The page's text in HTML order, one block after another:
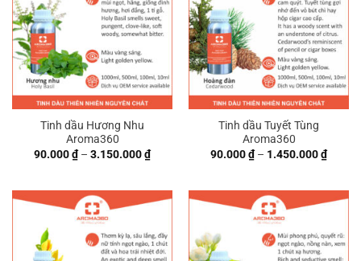
Tinh dầu Hương Nhu
Aroma360
90.000₫ – 3.150.000₫Khoảng
giá:
đến
3.150.000 ₫
Tinh dầu Tuyết Tùng
Aroma360
90.000₫ – 1.450.000₫
giá:
đến